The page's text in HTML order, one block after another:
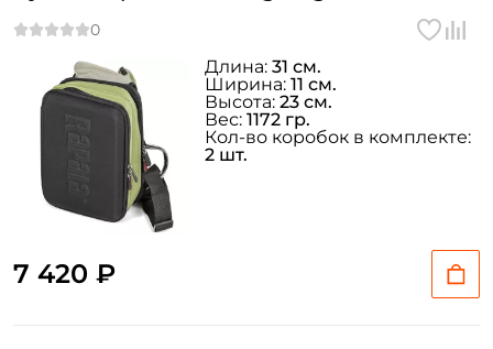
7 420 ₽
Длина: 31 см.
Ширина: 11 см.
Высота: 23 см.
Вес: 1172 гр.
Кол-во коробок в комплекте:
2 шт.